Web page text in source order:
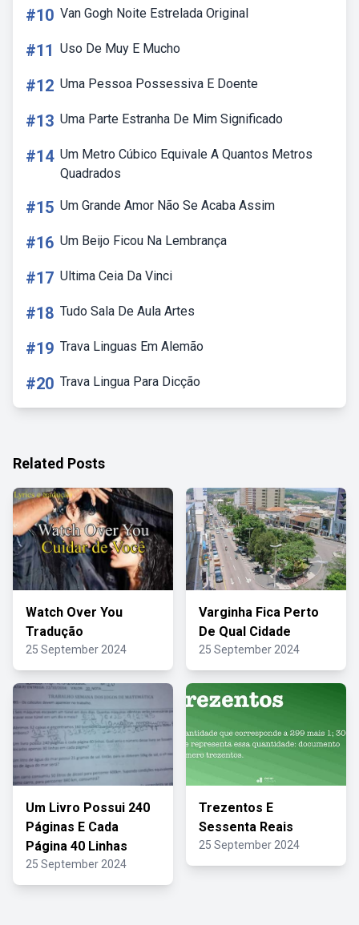
#10 Van Gogh Noite Estrelada Original
#11 Uso De Muy E Mucho
#12 Uma Pessoa Possessiva E Doente
#13 Uma Parte Estranha De Mim Significado
#14 Um Metro Cúbico Equivale A Quantos Metros
Quadrados
#15 Um Grande Amor Não Se Acaba Assim
#16 Um Beijo Ficou Na Lembrança
#17 Ultima Ceia Da Vinci
#18 Tudo Sala De Aula Artes
#19 Trava Linguas Em Alemão
#20 Trava Lingua Para Dicção
Related Posts
Watch Over You
Tradução
25 September 2024
Varginha Fica Perto
De Qual Cidade
25 September 2024
Um Livro Possui 240
Páginas E Cada
Página 40 Linhas
25 September 2024
Trezentos E
Sessenta Reais
25 September 2024